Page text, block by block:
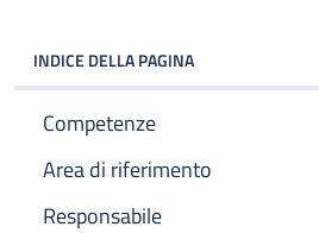
INDICE DELLA PAGINA
Competenze
Area di riferimento
Responsabile